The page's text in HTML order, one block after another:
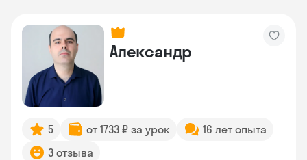
Александр
5 от 1733 ₽ за урок
16 лет опыта
3 отзыва